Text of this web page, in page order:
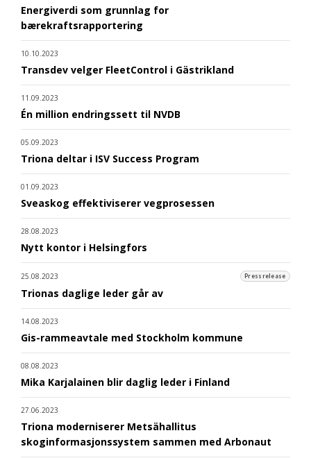
Energiverdi som grunnlag for
bærekraftsrapportering
10.10.2023
Transdev velger FleetControl i Gästrikland
11.09.2023
Én million endringssett til NVDB
05.09.2023
Triona deltar i ISV Success Program
01.09.2023
Sveaskog effektiviserer vegprosessen
28.08.2023
Nytt kontor i Helsingfors
25.08.2023 Pressrelease
Trionas daglige leder går av
14.08.2023
Gis-rammeavtale med Stockholm kommune
08.08.2023
Mika Karjalainen blir daglig leder i Finland
27.06.2023
Triona moderniserer Metsähallitus
skoginformasjonssystem sammen med Arbonaut